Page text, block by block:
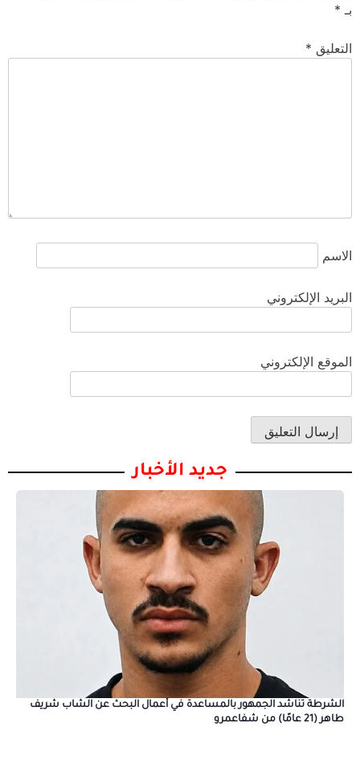
بـ *
التعليق *
الاسم
البريد الإلكتروني
الموقع الإلكتروني
جديد الأخبار
الشرطة تناشد الجمهور بالمساعدة في أعمال البحث عن الشاب شريف
طاهر (21 عامًا) من شفاعمرو